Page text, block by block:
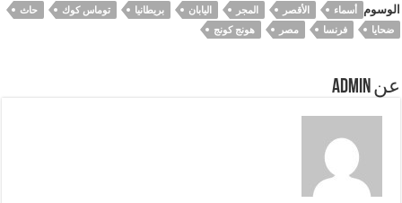
الوسوم أسماء الأقصر المجر اليابان بريطانيا توماس كوك
حاث
ضحايا
فرنسا مصر هونج كونج
عن Admin